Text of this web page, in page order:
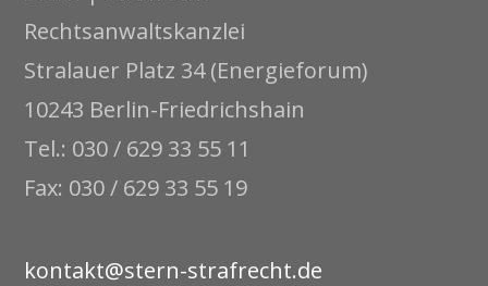
Rechtsanwaltskanzlei
Stralauer Platz 34 (Energieforum)
10243 Berlin-Friedrichshain
Tel.: 030 / 629 33 55 11
Fax: 030 / 629 33 55 19
kontakt@stern-strafrecht.de